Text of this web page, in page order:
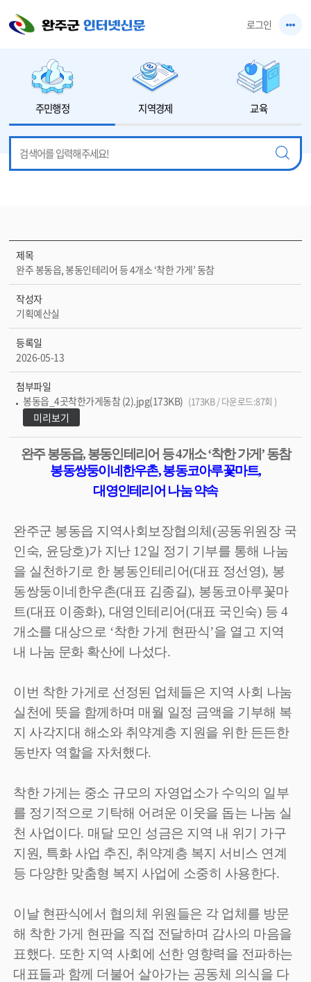
로그인
주민행정 지역경제 교육
제목
완주 봉동읍, 봉동인테리어 등 4개소 ‘착한 가게’ 동참
작성자
기획예산실
등록일
2026-05-13
첨부파일
봉동읍_4곳착한가게동참 (2).jpg(173KB) (173KB / 다운로드:87회 )
미리보기
완주 봉동읍,봉동인테리어 등4개소‘착한 가게’동참
봉동쌍둥이네한우촌,봉동코아루꽃마트,
대영인테리어 나눔 약속
완주군 봉동읍 지역사회보장협의체(공동위원장 국
인숙, 윤당호)가 지난 12일 정기 기부를 통해 나눔
을 실천하기로 한 봉동인테리어(대표 정선영), 봉
동쌍둥이네한우촌(대표 김종길), 봉동코아루꽃마
트(대표 이종화), 대영인테리어(대표 국인숙) 등 4
개소를 대상으로 ‘착한 가게 현판식’을 열고 지역
내 나눔 문화 확산에 나섰다.
이번 착한 가게로 선정된 업체들은 지역 사회 나눔
실천에 뜻을 함께하며 매월 일정 금액을 기부해 복
지 사각지대 해소와 취약계층 지원을 위한 든든한
동반자 역할을 자처했다.
착한 가게는 중소 규모의 자영업소가 수익의 일부
를 정기적으로 기탁해 어려운 이웃을 돕는 나눔 실
천 사업이다. 매달 모인 성금은 지역 내 위기 가구
지원, 특화 사업 추진, 취약계층 복지 서비스 연계
등 다양한 맞춤형 복지 사업에 소중히 사용한다.
이날 현판식에서 협의체 위원들은 각 업체를 방문
해 착한 가게 현판을 직접 전달하며 감사의 마음을
표했다. 또한 지역 사회에 선한 영향력을 전파하는
대표들과 함께 더불어 살아가는 공동체 의식을 다